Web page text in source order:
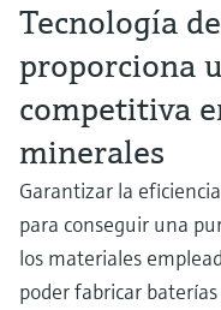
Tecnología
proporciona
competitiva
minerales
Garantizar la
para conseguir una
los materiales
poder fabricar